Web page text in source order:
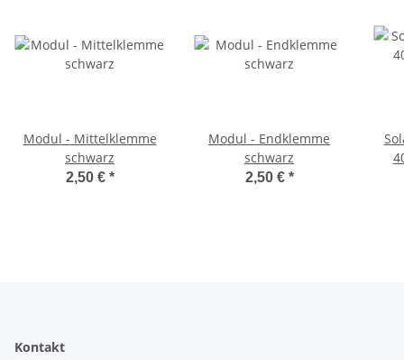
Modul - Mittelklemme
schwarz
2,50 € *
Modul - Endklemme
schwarz
2,50 € *
Kontakt